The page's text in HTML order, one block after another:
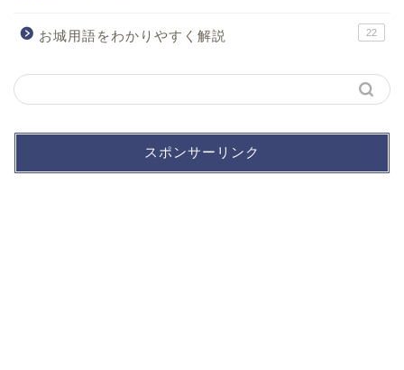
お城用語をわかりやすく解説 22
スポンサーリンク